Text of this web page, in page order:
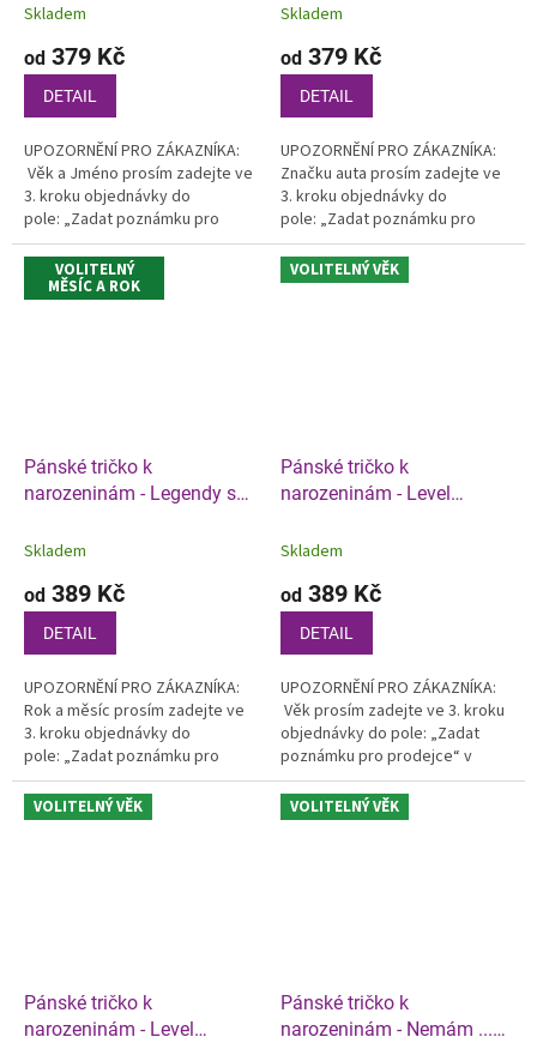
Skladem
od 379 Kč
DETAIL
UPOZORNĚNÍ PRO ZÁKAZNÍKA:
Věk a Jméno prosím zadejte ve
3. kroku objednávky do
pole: „Zadat poznámku pro
prodejce“ v košíku
Skladem
od 379 Kč
DETAIL
UPOZORNĚNÍ PRO ZÁKAZNÍKA:
Značku auta prosím zadejte ve
3. kroku objednávky do
pole: „Zadat poznámku pro
prodejce“ v košíku.
VOLITELNÝ
MĚSÍC A ROK
Pánské tričko k
narozeninám - Legendy se
Skladem
od 389 Kč
DETAIL
UPOZORNĚNÍ PRO ZÁKAZNÍKA:
Rok a měsíc prosím zadejte ve
3. kroku objednávky do
pole: „Zadat poznámku pro
prodejce“ v košíku.
VOLITELNÝ VĚK
Pánské tričko k
narozeninám - Level
Skladem
od 389 Kč
DETAIL
UPOZORNĚNÍ PRO ZÁKAZNÍKA:
Věk prosím zadejte ve 3. kroku
objednávky do pole: „Zadat
poznámku pro prodejce“ v
košíku
VOLITELNÝ VĚK
Pánské tričko k
narozeninám - Level
VOLITELNÝ VĚK
Pánské tričko k
narozeninám - Nemám ...